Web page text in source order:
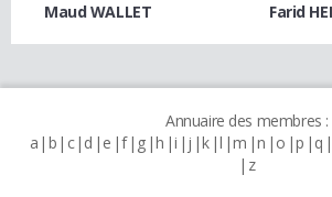
Maud WALLET Farid
Annuaire des membres :
a b c d e f g h i j k l m n o p q
z